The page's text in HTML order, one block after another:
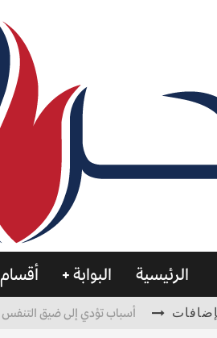
الرئيسية البوابة أقسام
أسباب تؤدي إلى ضيق التنفس